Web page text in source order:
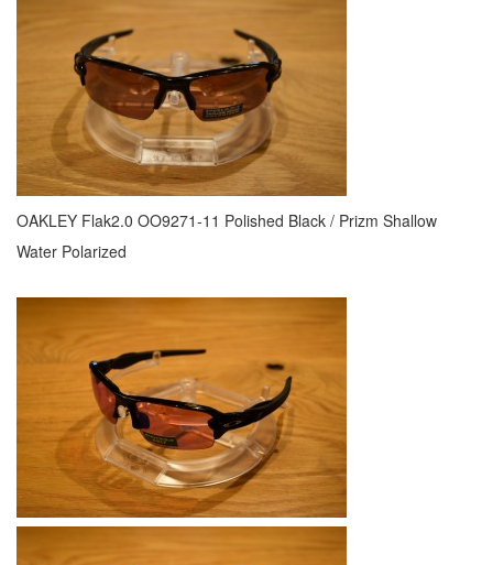
OAKLEY Flak2.0 OO9271-11 Polished Black / Prizm Shallow
Water Polarized